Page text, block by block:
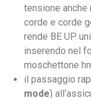
tensione
corde e corde
rende BE UP
inserendo nel
moschettone
il passaggio
mode)